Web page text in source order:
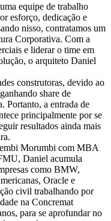
equipe de trabalho
esforço, dedicação e
nisso, contratamos um
Corporativa. Com a
e liderar o time em
o arquiteto Daniel
construtoras, devido ao
share de
Portanto, a entrada de
principalmente por se
resultados ainda mais
Morumbi com MBA
Daniel acumula
como BMW,
Oracle e
civil trabalhando por
na Concremat
para se aprofundar no